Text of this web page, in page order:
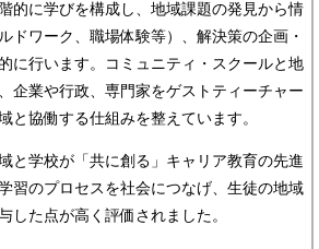
的に学びを構成し、地域課題の発見から情
ドワーク、職場体験等）、解決策の企画・
に行います。コミュニティ・スクールと地
企業や行政、専門家をゲストティーチャー
と協働する仕組みを整えています。
と学校が「共に創る」キャリア教育の先進
習のプロセスを社会につなげ、生徒の地域
した点が高く評価されました。